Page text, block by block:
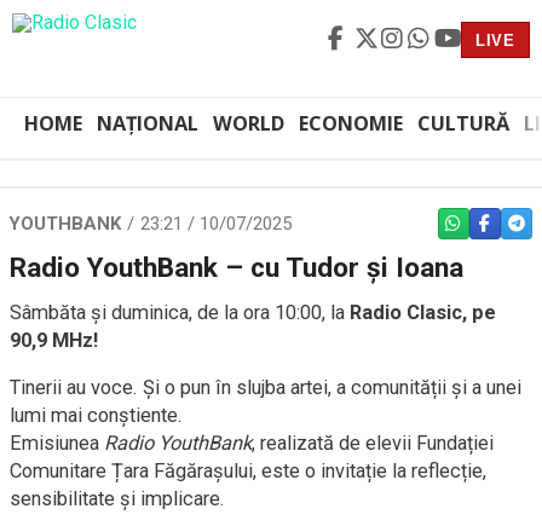
LIVE
HOME NAȚIONAL WORLD ECONOMIE CULTURĂ
YOUTHBANK 23:21 / 10/07/2025 WHATSAPP
Radio YouthBank – cu Tudor și Ioana
Sâmbăta și duminica, de la ora 10:00, la Radio Clasic, pe
90,9 MHz!
Tinerii au voce. Și o pun în slujba artei, a comunității și a unei
lumi mai conștiente.
Emisiunea Radio YouthBank, realizată de elevii Fundației
Comunitare Țara Făgărașului, este o invitație la reflecție,
sensibilitate și implicare.